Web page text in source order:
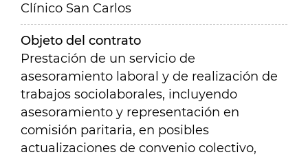
Clínico San Carlos
Objeto del contrato
Prestación de un servicio de
asesoramiento laboral y de realización de
trabajos sociolaborales, incluyendo
asesoramiento y representación en
comisión paritaria, en posibles
actualizaciones de convenio colectivo,